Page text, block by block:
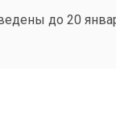
до 20